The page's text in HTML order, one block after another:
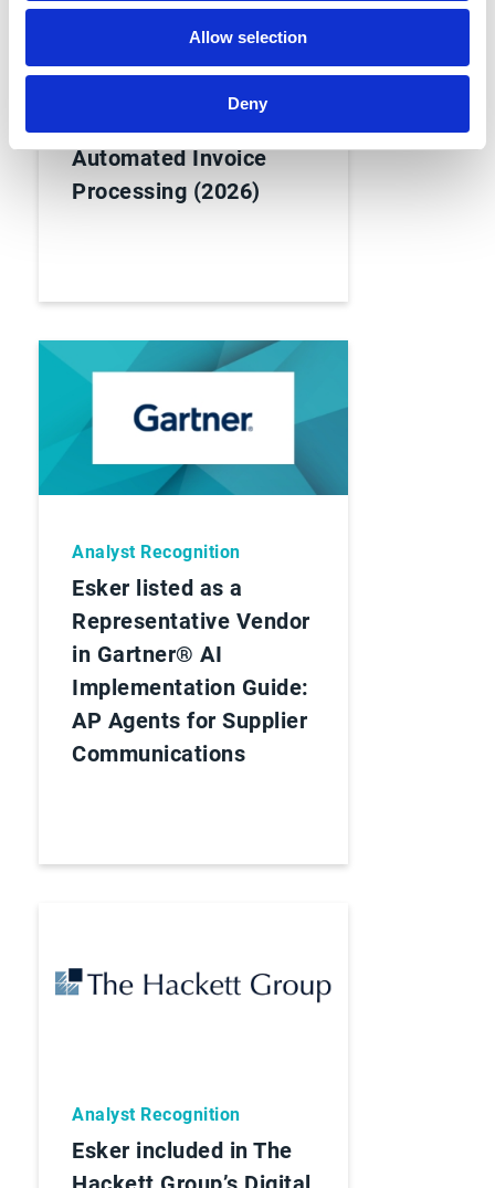
Allow selection
Deny
Esker listed as a
Automated Invoice
Processing (2026)
Analyst Recognition
Esker listed as a
Representative Vendor
in Gartner® AI
Implementation Guide:
AP Agents for Supplier
Communications
Analyst Recognition
Esker included in The